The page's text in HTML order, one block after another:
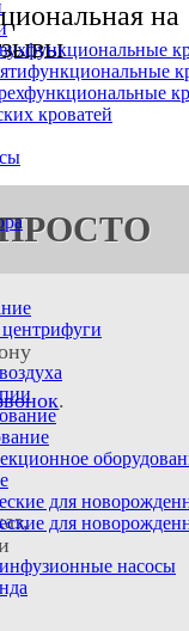
кроватей
для
для
насосы
на
.